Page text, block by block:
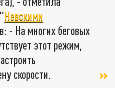
Невскими
- На многих беговых
этот режим,
скорости.